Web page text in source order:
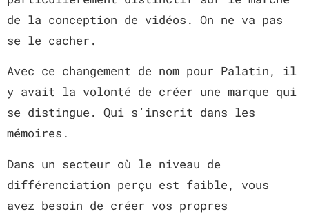
de la conception de vidéos. On ne va pas
se le cacher.
Avec ce changement de nom pour Palatin, il
y avait la volonté de créer une marque qui
se distingue. Qui s’inscrit dans les
mémoires.
Dans un secteur où le niveau de
différenciation perçu est faible, vous
avez besoin de créer vos propres